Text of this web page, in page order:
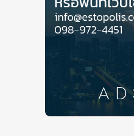
การจราจรที่แน่นขนัด
วันนี้ทางEstoจึงขอ
นิยมของชาวออฟฟิศ
เปรียบเ